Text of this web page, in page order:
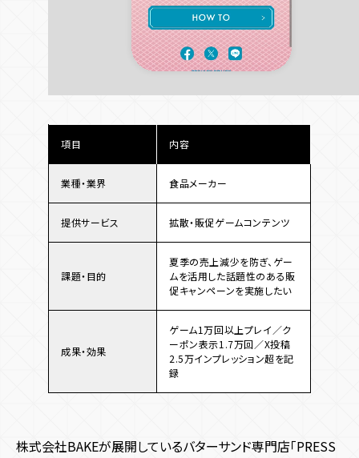
項目 内容
業種・業界 食品メーカー
提供サービス 拡散・販促ゲームコンテンツ
課題・目的
夏季の売上減少を防ぎ、ゲー
ムを活用した話題性のある販
促キャンペーンを実施したい
成果・効果
ゲーム1万回以上プレイ／ク
ーポン表示1.7万回／X投稿
2.5万インプレッション超を記
録
株式会社BAKEが展開しているバターサンド専門店「PRESS